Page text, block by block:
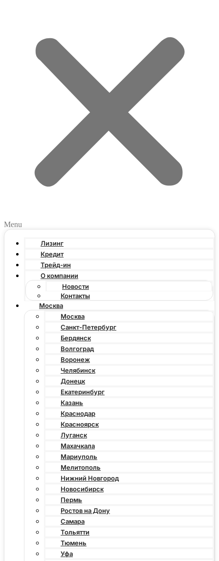
Menu
Лизинг
Кредит
Трейд-ин
О компании
Новости
Контакты
Москва
Москва
Санкт-Петербург
Бердянск
Волгоград
Воронеж
Челябинск
Донецк
Екатеринбург
Казань
Краснодар
Красноярск
Луганск
Махачкала
Мариуполь
Мелитополь
Нижний Новгород
Новосибирск
Пермь
Ростов на Дону
Самара
Тольятти
Тюмень
Уфа